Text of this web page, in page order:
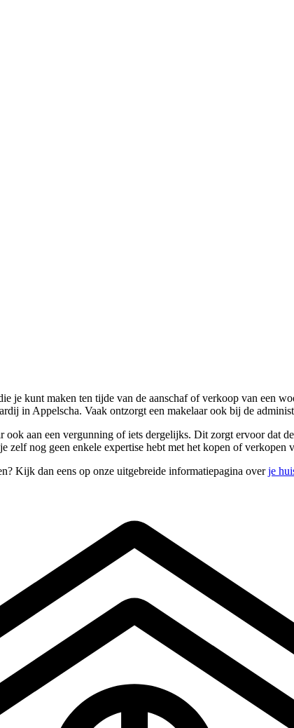
je kunt maken ten tijde van de aanschaf of verkoop van een
in Appelscha. Vaak ontzorgt een makelaar ook bij de
aan een vergunning of iets dergelijks. Dit zorgt ervoor dat
zelf nog geen enkele expertise hebt met het kopen of verkopen
Kijk dan eens op onze uitgebreide informatiepagina overje